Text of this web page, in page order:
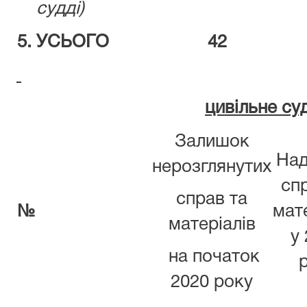
судді)
5. УСЬОГО 42
цивільне
№
Залишок
нерозглянутих
справ та
матеріалів
на початок
2020 року
у